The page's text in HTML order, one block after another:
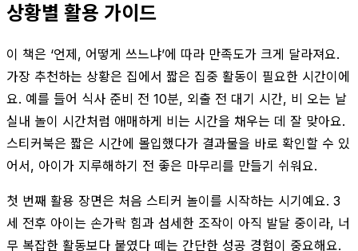
상황별 활용 가이드
이 책은 ‘언제, 어떻게 쓰느냐’에 따라 만족도가 크게 달라져요.
가장 추천하는 상황은 집에서 짧은 집중 활동이 필요한 시간이에
요. 예를 들어 식사 준비 전 10분, 외출 전 대기 시간, 비 오는 날
실내 놀이 시간처럼 애매하게 비는 시간을 채우는 데 잘 맞아요.
스티커북은 짧은 시간에 몰입했다가 결과물을 바로 확인할 수 있
어서, 아이가 지루해하기 전 좋은 마무리를 만들기 쉬워요.
첫 번째 활용 장면은 처음 스티커 놀이를 시작하는 시기예요. 3
세 전후 아이는 손가락 힘과 섬세한 조작이 아직 발달 중이라, 너
무 복잡한 활동보다 붙였다 떼는 간단한 성공 경험이 중요해요.